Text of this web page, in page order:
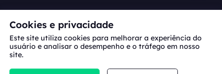
Cooperação:michael.wang@bestproxy.com
Sobre
nós
marca
Serviço
Privacidade
Cookies e privacidade
Este site utiliza cookies para melhorar a experiência do
usuário e analisar o desempenho e o tráfego em nosso
site.